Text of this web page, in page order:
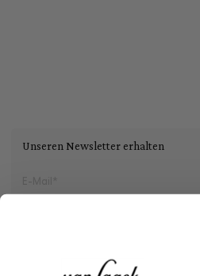
Unseren Newsletter erhalten